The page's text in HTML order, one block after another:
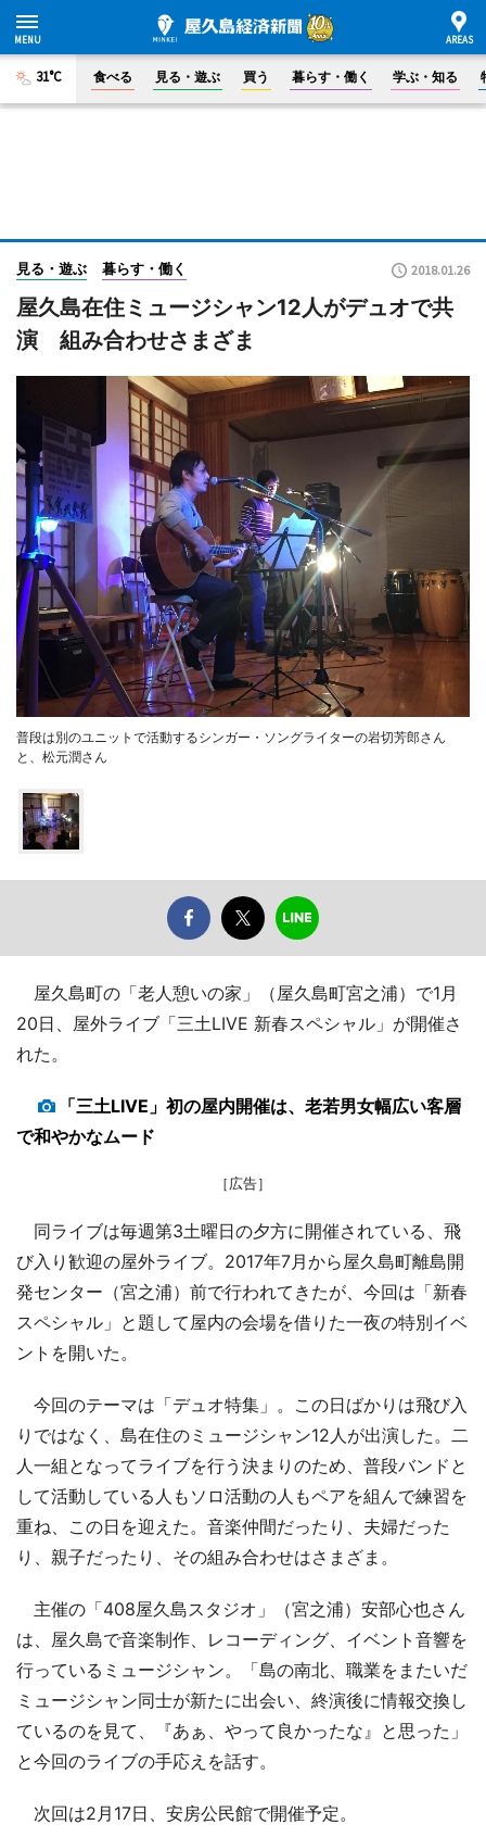
31°C 食べる 見る・遊ぶ 買う 暮らす・働く 学ぶ・知る
見る・遊ぶ 暮らす・働く 2018.01.26
屋久島在住ミュージシャン12人がデュオで共
演 組み合わせさまざま
普段は別のユニットで活動するシンガー・ソングライターの岩切芳郎さん
と、松元潤さん
屋久島町の「老人憩いの家」（屋久島町宮之浦）で1月
20日、屋外ライブ「三土LIVE 新春スペシャル」が開催さ
れた。
「三土LIVE」初の屋内開催は、老若男女幅広い客層
で和やかなムード
［広告］
同ライブは毎週第3土曜日の夕方に開催されている、飛
び入り歓迎の屋外ライブ。2017年7月から屋久島町離島開
発センター（宮之浦）前で行われてきたが、今回は「新春
スペシャル」と題して屋内の会場を借りた一夜の特別イベ
ントを開いた。
今回のテーマは「デュオ特集」。この日ばかりは飛び入
りではなく、島在住のミュージシャン12人が出演した。二
人一組となってライブを行う決まりのため、普段バンドと
して活動している人もソロ活動の人もペアを組んで練習を
重ね、この日を迎えた。音楽仲間だったり、夫婦だった
り、親子だったり、その組み合わせはさまざま。
主催の「408屋久島スタジオ」（宮之浦）安部心也さん
は、屋久島で音楽制作、レコーディング、イベント音響を
行っているミュージシャン。「島の南北、職業をまたいだ
ミュージシャン同士が新たに出会い、終演後に情報交換し
ているのを見て、『あぁ、やって良かったな』と思った」
と今回のライブの手応えを話す。
次回は2月17日、安房公民館で開催予定。